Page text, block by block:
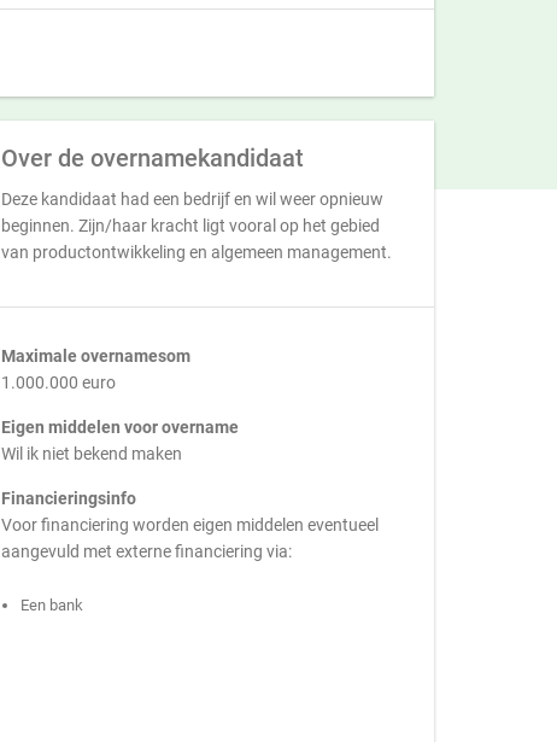
Over de overnamekandidaat
Deze kandidaat had een bedrijf en wil weer opnieuw
beginnen. Zijn/haar kracht ligt vooral op het gebied
van productontwikkeling en algemeen management.
Maximale overnamesom
1.000.000 euro
Eigen middelen voor overname
Wil ik niet bekend maken
Financieringsinfo
Voor financiering worden eigen middelen eventueel
aangevuld met externe financiering via:
Een bank